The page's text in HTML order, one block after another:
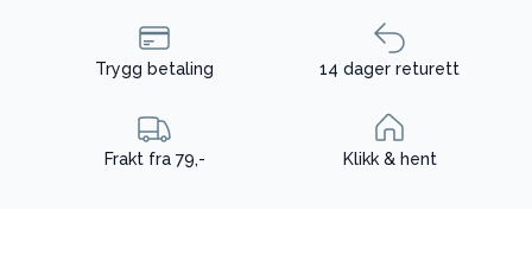
Trygg betaling 14 dager returett
Frakt fra 79,- Klikk & hent